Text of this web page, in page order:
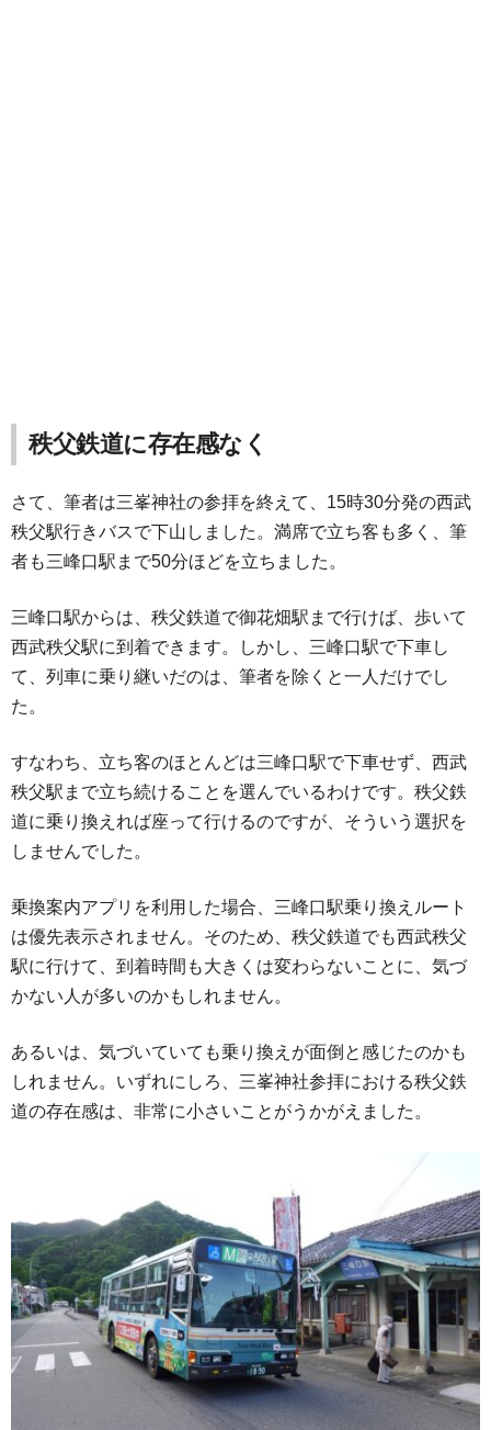
秩父鉄道に存在感なく
さて、筆者は三峯神社の参拝を終えて、15時30分発の西武
秩父駅行きバスで下山しました。満席で立ち客も多く、筆
者も三峰口駅まで50分ほどを立ちました。
三峰口駅からは、秩父鉄道で御花畑駅まで行けば、歩いて
西武秩父駅に到着できます。しかし、三峰口駅で下車し
て、列車に乗り継いだのは、筆者を除くと一人だけでし
た。
すなわち、立ち客のほとんどは三峰口駅で下車せず、西武
秩父駅まで立ち続けることを選んでいるわけです。秩父鉄
道に乗り換えれば座って行けるのですが、そういう選択を
しませんでした。
乗換案内アプリを利用した場合、三峰口駅乗り換えルート
は優先表示されません。そのため、秩父鉄道でも西武秩父
駅に行けて、到着時間も大きくは変わらないことに、気づ
かない人が多いのかもしれません。
あるいは、気づいていても乗り換えが面倒と感じたのかも
しれません。いずれにしろ、三峯神社参拝における秩父鉄
道の存在感は、非常に小さいことがうかがえました。